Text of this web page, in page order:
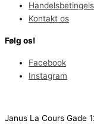
Kontakt os
Følg os!
Facebook
Instagram
Janus La Cours Gade